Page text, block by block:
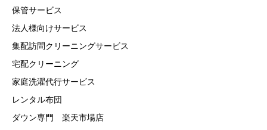
保管サービス
法人様向けサービス
集配訪問クリーニングサービス
宅配クリーニング
家庭洗濯代行サービス
レンタル布団
ダウン専門 楽天市場店